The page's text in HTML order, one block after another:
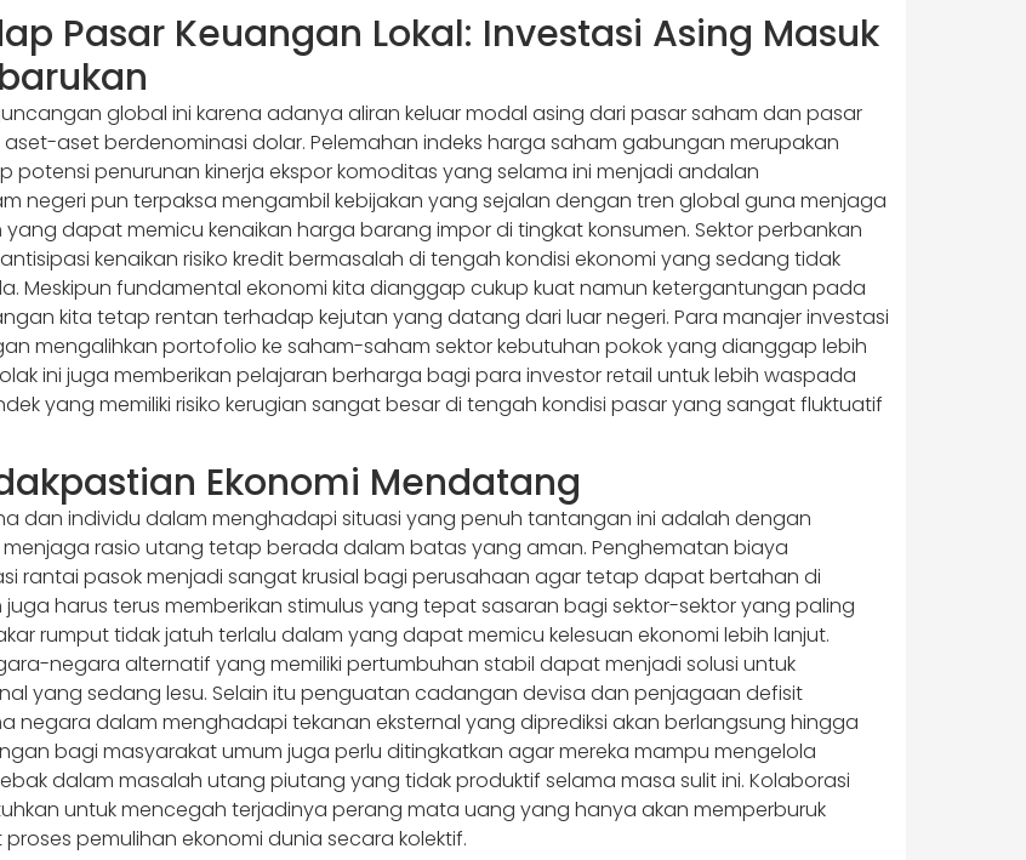
Pasar Keuangan Lokal: Investasi Asing Masuk
global ini karena adanya aliran keluar modal asing dari pasar saham dan pasar
aset berdenominasi dolar. Pelemahan indeks harga saham gabungan merupakan
potensi penurunan kinerja ekspor komoditas yang selama ini menjadi andalan
negeri pun terpaksa mengambil kebijakan yang sejalan dengan tren global guna menjaga
dapat memicu kenaikan harga barang impor di tingkat konsumen. Sektor perbankan
kenaikan risiko kredit bermasalah di tengah kondisi ekonomi yang sedang tidak
Meskipun fundamental ekonomi kita dianggap cukup kuat namun ketergantungan pada
kita tetap rentan terhadap kejutan yang datang dari luar negeri. Para manajer investasi
mengalihkan portofolio ke saham-saham sektor kebutuhan pokok yang dianggap lebih
ini juga memberikan pelajaran berharga bagi para investor retail untuk lebih waspada
yang memiliki risiko kerugian sangat besar di tengah kondisi pasar yang sangat fluktuatif
Ekonomi Mendatang
dan individu dalam menghadapi situasi yang penuh tantangan ini adalah dengan
menjaga rasio utang tetap berada dalam batas yang aman. Penghematan biaya
rantai pasok menjadi sangat krusial bagi perusahaan agar tetap dapat bertahan di
harus terus memberikan stimulus yang tepat sasaran bagi sektor-sektor yang paling
rumput tidak jatuh terlalu dalam yang dapat memicu kelesuan ekonomi lebih lanjut.
negara alternatif yang memiliki pertumbuhan stabil dapat menjadi solusi untuk
yang sedang lesu. Selain itu penguatan cadangan devisa dan penjagaan defisit
dalam menghadapi tekanan eksternal yang diprediksi akan berlangsung hingga
bagi masyarakat umum juga perlu ditingkatkan agar mereka mampu mengelola
dalam masalah utang piutang yang tidak produktif selama masa sulit ini. Kolaborasi
untuk mencegah terjadinya perang mata uang yang hanya akan memperburuk
pemulihan ekonomi dunia secara kolektif.